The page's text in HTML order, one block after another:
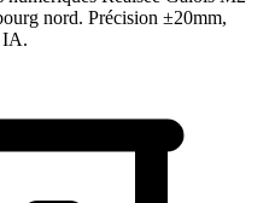
nord. Précision ±20mm,
IA.